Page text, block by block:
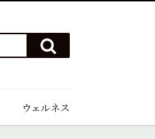
検
索
す
ウェルネス